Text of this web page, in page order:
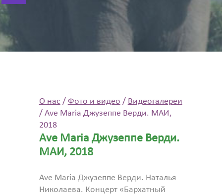
О нас / Фото и видео / Видеогалереи
/ Ave Maria Джузеппе Верди. МАИ,
2018
Ave Maria Джузеппе Верди.
МАИ, 2018
Ave Maria Джузеппе Верди. Наталья
Николаева. Концерт «Бархатный